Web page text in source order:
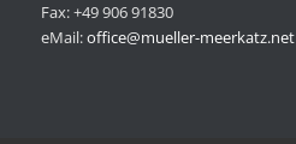
Fax: +49 906 91830
eMail:office@mueller-meerkatz.net